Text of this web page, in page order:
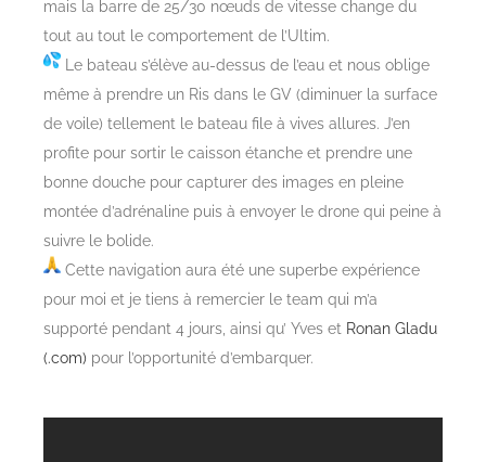
mais la barre de 25/30 nœuds de vitesse change du
tout au tout le comportement de l’Ultim.
Le bateau s’élève au-dessus de l’eau et nous oblige
même à prendre un Ris dans le GV (diminuer la surface
de voile) tellement le bateau file à vives allures. J’en
profite pour sortir le caisson étanche et prendre une
bonne douche pour capturer des images en pleine
montée d’adrénaline puis à envoyer le drone qui peine à
suivre le bolide.
Cette navigation aura été une superbe expérience
pour moi et je tiens à remercier le team qui m’a
supporté pendant 4 jours, ainsi qu’ Yves et Ronan Gladu
(.com) pour l’opportunité d’embarquer.